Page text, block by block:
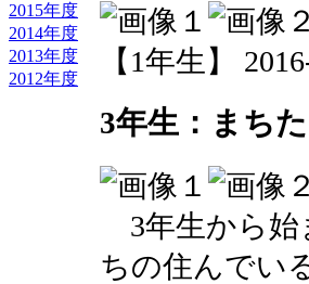
2015年度
2014年度
2013年度
2012年度
【1年生】
3年生：まち
3年生から始
ちの住んでい